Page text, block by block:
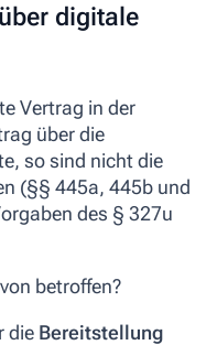
digitale
Vertrag in der
über die
so sind nicht die
(§§ 445a, 445b und
des § 327u
betroffen?
die Bereitstellung